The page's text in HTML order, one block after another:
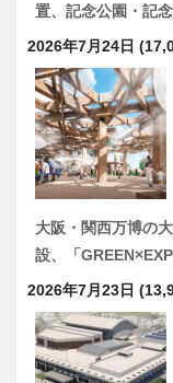
置、記念公園・記
2026年7月24日
大阪・関西万博の
設、「
2026年7月23日